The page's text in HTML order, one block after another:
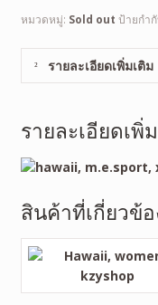
หมวดหมู่: Sold out ป้ายกำ
รายละเอียดเพิ่มเติม
รายละเอียดเพิ่
สินค้าที่เกี่ยวข้อ